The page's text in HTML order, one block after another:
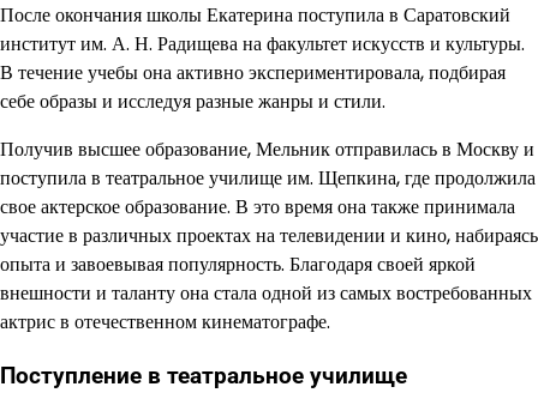
После окончания школы Екатерина поступила в Саратовский
институт им. А. Н. Радищева на факультет искусств и культуры.
В течение учебы она активно экспериментировала, подбирая
себе образы и исследуя разные жанры и стили.
Получив высшее образование, Мельник отправилась в Москву и
поступила в театральное училище им. Щепкина, где продолжила
свое актерское образование. В это время она также принимала
участие в различных проектах на телевидении и кино, набираясь
опыта и завоевывая популярность. Благодаря своей яркой
внешности и таланту она стала одной из самых востребованных
актрис в отечественном кинематографе.
Поступление в театральное училище